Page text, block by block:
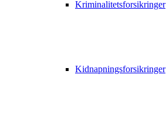
Kriminalitetsforsikringer
Kidnapningsforsikringer